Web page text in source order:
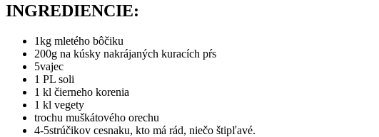
INGREDIENCIE:
1kg mletého bôčiku
200g na kúsky nakrájaných kuracích pŕs
5vajec
1 PL soli
1 kl čierneho korenia
1 kl vegety
trochu muškátového orechu
4-5strúčikov cesnaku, kto má rád, niečo štipľavé.